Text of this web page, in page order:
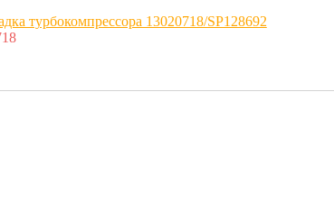
турбокомпрессора 13020718/SP128692